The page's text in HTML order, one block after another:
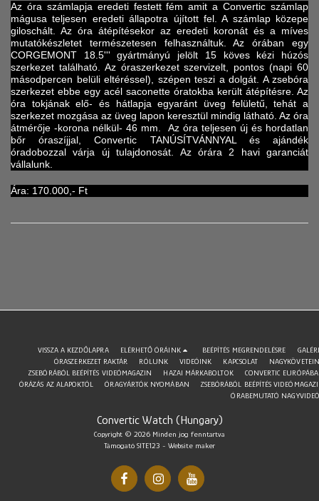
Az óra számlapja eredeti festett fém amit a Convertic számlap
mágusa teljesen eredeti állapotra újított fel. A számlap közepe
giloschált. Az óra átépítésekor az eredeti koronát és a míves
mutatókészletet természetesen felhasználtuk. Az órában egy
CORGEMONT 18.5''' gyártmányú jelölt 15 köves kézi húzós
szerkezet található. Az óraszerkezet szervizelt, pontos (napi 60
másodpercen belüli eltéréssel), szépen teszi a dolgát. A zsebóra
szerkezet ebbe egy acél saconette óratokba került átépítésre. Az
óra tokjának elő- és hátlapja egyaránt üveg felületű, tehát a
szerkezet mozgása az üveg lapon keresztül mindig látható. Az óra
átmérője -korona nélkül- 46 mm. Az óra teljesen új és hordatlan
bőr óraszíjjal, Convertic TANÚSÍTVÁNNYAL és ajándék
óradobozzal várja új tulajdonosát. Az órára 2 havi garanciát
vállalunk.
Ára: 170.000,- Ft
Convertic Watch (Hungary)
Copyright © 2026 Minden jog fenntartva
Támogató SITE123 - Website maker
VISSZA A KEZDŐLAPRA ELÉRHETŐ ÓRÁINK BEÉPÍTÉS MEGRENDELÉSRE
ÓRASZERKEZET RAKTÁR
RÓLUNK VIDEÓINK KAPCSOLAT
ZSEBÓRÁBÓL BEÉPÍTÉS VIDEÓMAGAZIN
HAZAI MÁRKABOLTOK
CONVERTIC
ÓRÁZÁS AZ ALAPOKTÓL
ÓRAGYÁRTÓK NYOMÁBAN
ZSEBÓRÁBÓL BEÉPÍTÉS
ÓRABEMUTATÓ